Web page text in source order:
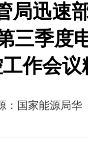
局迅速
三季度
作会议
：国家能源局华